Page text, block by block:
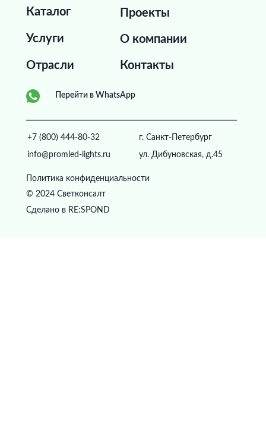
Каталог Проекты
Услуги О компании
Отрасли Контакты
Политика конфиденциальности
© 2024 Светконсалт
Сделано в RE:SPOND
г. Санкт-Петербург
ул. Дибуновская, д.45
info@promled-lights.ru
+7 (800) 444-80-32
Перейти в WhatsApp